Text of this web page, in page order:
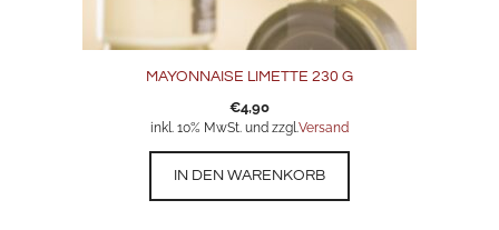
MAYONNAISE LIMETTE 230 G
€4,90
inkl. 10% MwSt. und zzgl.Versand
IN DEN WARENKORB